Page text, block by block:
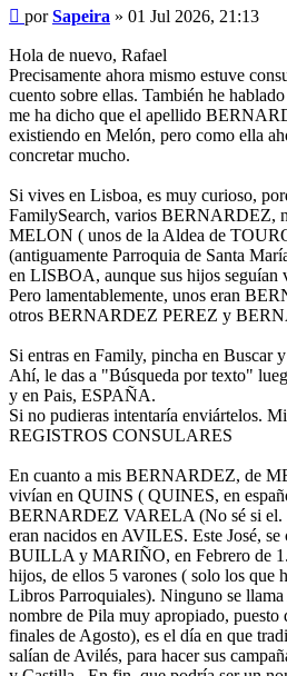
Mensaje
porSapeira » 01 Jul 2026, 21:13
Hola de nuevo, Rafael
Precisamente ahora mismo estuve
cuento sobre ellas. También he
me ha dicho que el apellido
existiendo en Melón, pero como ella
concretar mucho.
Si vives en Lisboa, es muy curioso,
FamilySearch, varios BERNARDEZ,
MELON ( unos de la Aldea de
(antiguamente Parroquia de Santa
en LISBOA, aunque sus hijos
Pero lamentablemente, unos eran
otros BERNARDEZ PEREZ y
Si entras en Family, pincha en Buscar
Ahí, le das a "Búsqueda por texto"
y en Pais, ESPAÑA.
Si no pudieras intentaría enviártelos.
REGISTROS CONSULARES
En cuanto a mis BERNARDEZ, de
vivían en QUINS ( QUINES, en
BERNARDEZ VARELA (No sé si el.
eran nacidos en AVILES. Este José,
BUILLA y MARIÑO, en Febrero de
hijos, de ellos 5 varones ( solo los que
Libros Parroquiales). Ninguno se
nombre de Pila muy apropiado, puesto
finales de Agosto), es el día en que
salían de Avilés, para hacer sus